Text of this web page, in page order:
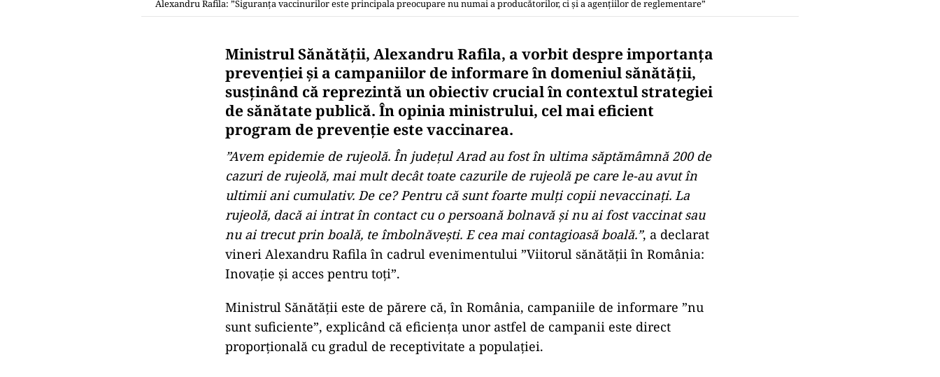
Alexandru Rafila: ”Siguranța vaccinurilor este principala preocupare nu numai a producătorilor, ci și a agențiilor de reglementare”
Ministrul Sănătății, Alexandru Rafila, a vorbit despre importanța
prevenției și a campaniilor de informare în domeniul sănătății,
susținând că reprezintă un obiectiv crucial în contextul strategiei
de sănătate publică. În opinia ministrului, cel mai eficient
program de prevenție este vaccinarea.
”Avem epidemie de rujeolă. În județul Arad au fost în ultima săptămâmnă 200 de
cazuri de rujeolă, mai mult decât toate cazurile de rujeolă pe care le-au avut în
ultimii ani cumulativ. De ce? Pentru că sunt foarte mulți copii nevaccinați. La
rujeolă, dacă ai intrat în contact cu o persoană bolnavă și nu ai fost vaccinat sau
nu ai trecut prin boală, te îmbolnăvești. E cea mai contagioasă boală.”, a declarat
vineri Alexandru Rafila în cadrul evenimentului ”Viitorul sănătăţii în România:
Inovaţie şi acces pentru toţi”.
Ministrul Sănătății este de părere că, în România, campaniile de informare ”nu
sunt suficiente”, explicând că eficiența unor astfel de campanii este direct
proporțională cu gradul de receptivitate a populației.